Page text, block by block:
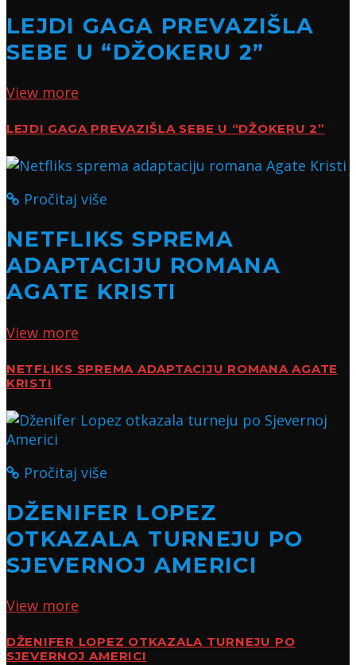
LEJDI GAGA PREVAZIŠLA
SEBE U “DŽOKERU 2”
View more
LEJDI GAGA PREVAZIŠLA SEBE U “DŽOKERU 2”
Pročitaj više
NETFLIKS SPREMA
ADAPTACIJU ROMANA
AGATE KRISTI
View more
NETFLIKS SPREMA ADAPTACIJU ROMANA AGATE
KRISTI
Pročitaj više
DŽENIFER LOPEZ
OTKAZALA TURNEJU PO
SJEVERNOJ AMERICI
View more
DŽENIFER LOPEZ OTKAZALA TURNEJU PO
SJEVERNOJ AMERICI